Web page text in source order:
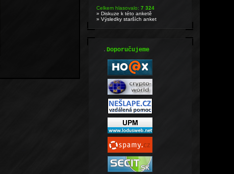
Celkem hlasovalo:7 324
» Diskuze k této anketě
» Výsledky starších anket
.Doporučujeme